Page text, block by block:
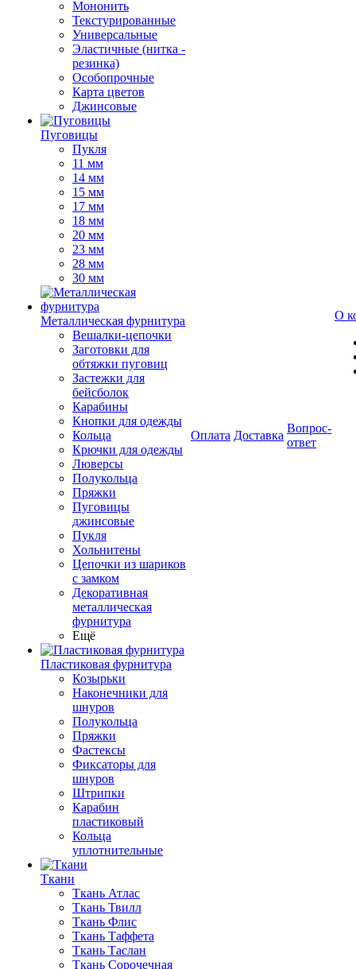
Мононить
Текстурированные
Универсальные
Эластичные (нитка -
резинка)
Особопрочные
Карта цветов
Джинсовые
Пуговицы
Пукля
11 мм
14 мм
15 мм
17 мм
18 мм
20 мм
23 мм
28 мм
30 мм
Металлическая фурнитура
Вешалки-цепочки
Заготовки для
обтяжки пуговиц
Застежки для
бейсболок
Карабины
Кнопки для одежды
Кольца
Крючки для одежды
Люверсы
Полукольца
Пряжки
Пуговицы
джинсовые
Пукля
Хольнитены
Цепочки из шариков
с замком
Декоративная
металлическая
фурнитура
Ещё
Пластиковая фурнитура
Козырьки
Наконечники для
шнуров
Полукольца
Пряжки
Фастексы
Фиксаторы для
шнуров
Штрипки
Карабин
пластиковый
Кольца
уплотнительные
Ткани
Ткань Атлас
Ткань Твилл
Ткань Флис
Ткань Таффета
Ткань Таслан
Ткань Сорочечная
Оплата Доставка
Вопрос-
ответ
О